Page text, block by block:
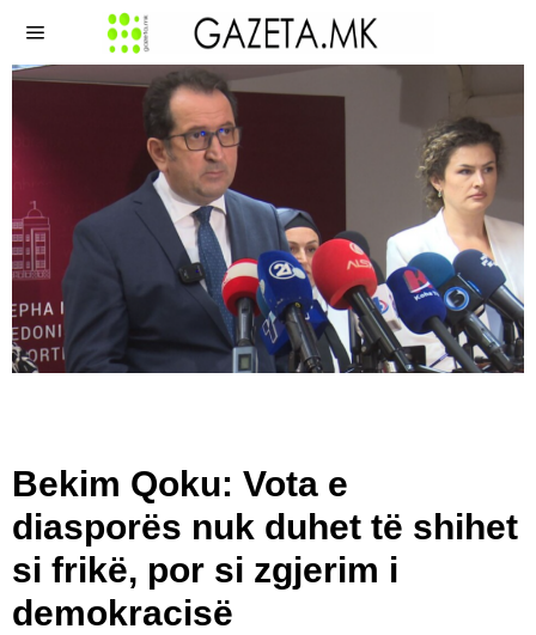
Bekim Qoku: Vota e
diasporës nuk duhet të shihet
si frikë, por si zgjerim i
demokracisë